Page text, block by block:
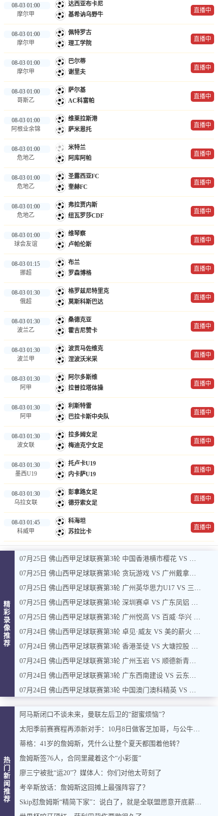
08-03 01:00
摩尔甲
达西亚布卡尼
基希讷乌野牛
直播中
08-03 01:00
摩尔甲
佩特罗古
理工学院
直播中
08-03 01:00
摩尔甲
巴尔蒂
谢里夫
直播中
08-03 01:00
哥斯乙
萨尔基
AC科富帕
直播中
08-03 01:00
阿根业余锦
维莱拉斯港
萨米恩托
直播中
08-03 01:00
危地乙
米特兰
阿库阿帕
直播中
08-03 01:00
危地乙
圣露西亚FC
奎赫FC
直播中
08-03 01:00
危地乙
弗拉贾内斯
纽瓦罗莎CDF
直播中
08-03 01:00
球会友谊
维琴察
卢帕伦斯
直播中
08-03 01:15
挪超
布兰
罗森博格
直播中
08-03 01:30
俄超
格罗兹尼特里克
莫斯科斯巴达
直播中
08-03 01:30
波兰乙
桑德克亚
霍吉尼赞卡
直播中
08-03 01:30
波兰甲
波贡马佐维克
涅波沃米采
直播中
08-03 01:30
阿甲
阿尔多斯维
拉普拉塔体操
直播中
08-03 01:30
阿甲
利斯特雷
巴拉卡斯中央队
直播中
08-03 01:30
波女联
拉多姆女足
梅迪克宁女足
直播中
08-03 01:30
墨西U19
托卢卡U19
内卡萨U19
直播中
08-03 01:30
乌拉女联
彭拿路女足
德芬索女足
直播中
08-03 01:45
科威甲
科海坦
苏拉比卡
直播中
精
彩
录
像
推
荐
07月25日 佛山西甲足球联赛第3轮 中国香港横市樱花 VS 吉图省实青年 全场录像
07月25日 佛山西甲足球联赛第3轮 贪玩游戏 VS 广州戴拿模 全场录像
07月25日 佛山西甲足球联赛第3轮 广州英华思力U17 VS 三水强鸿轩青年 全场录像
07月25日 佛山西甲足球联赛第3轮 深圳赛卓 VS 广东凤铝 全场录像
07月25日 佛山西甲足球联赛第3轮 广州悦高 VS 百威·华兴 全场录像
07月24日 佛山西甲足球联赛第3轮 卓见·威友 VS 美的薪火 全场录像
07月24日 佛山西甲足球联赛第3轮 香港圣徒 VS 大塘控股 全场录像
07月24日 佛山西甲足球联赛第3轮 广州玉岩 VS 顺德新青年 全场录像
07月24日 佛山西甲足球联赛第3轮 广东西南建设 VS 云东海街道 全场录像
07月24日 佛山西甲足球联赛第3轮 中国澳门澳科精英 VS 藝品高國際 全场录像
热
门
新
闻
推
荐
阿马斯闭口不谈未来，曼联左后卫的“甜蜜烦恼”？
太阳季前赛赛程再添新对手：10月8日做客芝加哥，与公牛过招
蒂格：41岁的詹姆斯，凭什么让整个夏天都围着他转？
詹姆斯签76人，合同里藏着这个“小彩蛋”
廖三宁被批“运20”？媒体人：你们对他太苛刻了
考辛斯放话：詹姆斯这回摊上最强阵容了？
Skip怼詹姆斯“精简下家”：说白了，就是全联盟愿意开底薪的球队名单